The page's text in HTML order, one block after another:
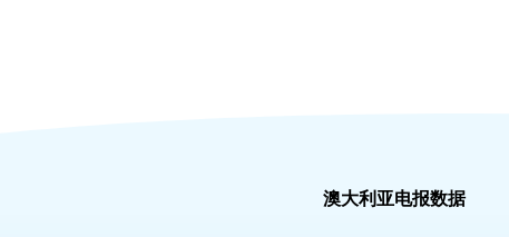
澳大利亚电报数据